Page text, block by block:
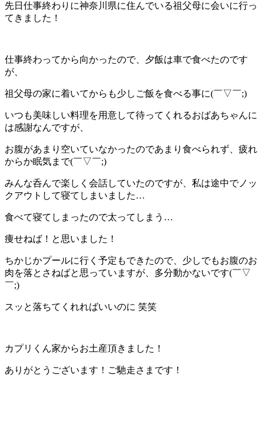
先日仕事終わりに神奈川県に住んでいる祖父母に会いに行っ
てきました！
仕事終わってから向かったので、夕飯は車で食べたのです
が、
祖父母の家に着いてからも少しご飯を食べる事に(￣▽￣;)
いつも美味しい料理を用意して待ってくれるおばあちゃんに
は感謝なんですが、
お腹があまり空いていなかったのであまり食べられず、疲れ
からか眠気まで(￣▽￣;)
みんな呑んで楽しく会話していたのですが、私は途中でノッ
クアウトして寝てしまいました…
食べて寝てしまったので太ってしまう…
痩せねば！と思いました！
ちかじかプールに行く予定もできたので、少しでもお腹のお
肉を落とさねばと思っていますが、多分動かないです(￣▽
￣;)
スッと落ちてくれればいいのに 笑笑
カプリくん家からお土産頂きました！
ありがとうございます！ご馳走さまです！